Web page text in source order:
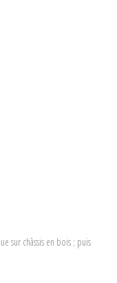
sur châssis en bois ; puis